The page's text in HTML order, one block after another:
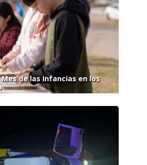
de las Infancias en los